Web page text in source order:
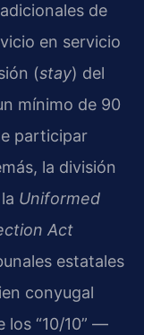
de
en servicio
(stay) del
mínimo de 90
participar
la división
Uniformed
Act
estatales
conyugal
los “10/10” —